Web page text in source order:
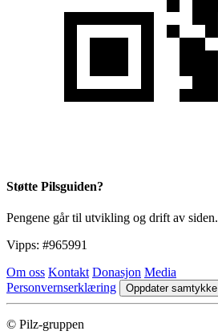
Støtte Pilsguiden?
Pengene går til utvikling og drift av siden.
Vipps: #965991
Om oss Kontakt Donasjon Media
Personvernserklæring
Oppdater samtykke
© Pilz-gruppen